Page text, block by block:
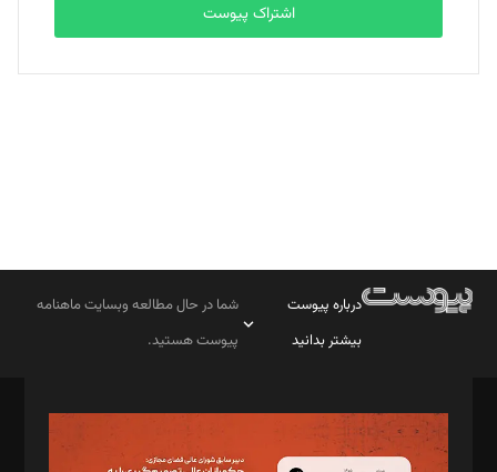
بابک نقاش
تحریریه
اشتراک پیوست
درباره پیوست
بیشتر بدانید
شما در حال مطالعه وبسایت ماهنامه
پیوست هستید.
مدیر مسئول: محمدباقر اثنی‌عشری
سردبیر: مهرک محمودی